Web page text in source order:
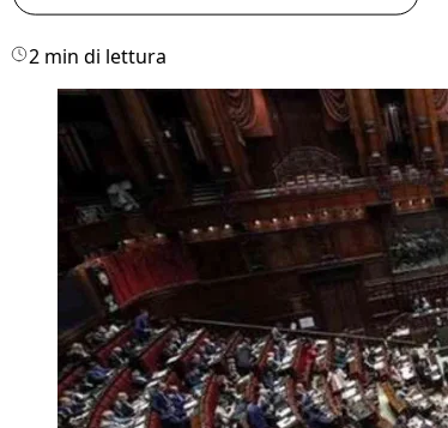
2 min di lettura